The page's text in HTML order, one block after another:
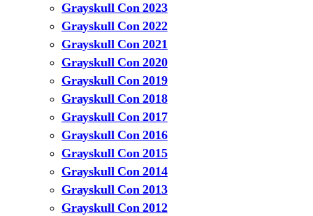
Grayskull Con 2023
Grayskull Con 2022
Grayskull Con 2021
Grayskull Con 2020
Grayskull Con 2019
Grayskull Con 2018
Grayskull Con 2017
Grayskull Con 2016
Grayskull Con 2015
Grayskull Con 2014
Grayskull Con 2013
Grayskull Con 2012